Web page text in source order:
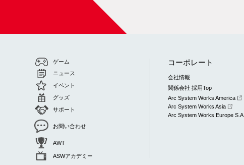
ゲーム
ニュース
イベント
グッズ
サポート
お問い合わせ
AWT
ASWアカデミー
コーポレート
会社情報
関係会社 採用Top
Arc System Works America
Arc System Works Asia
Arc System Works Europe